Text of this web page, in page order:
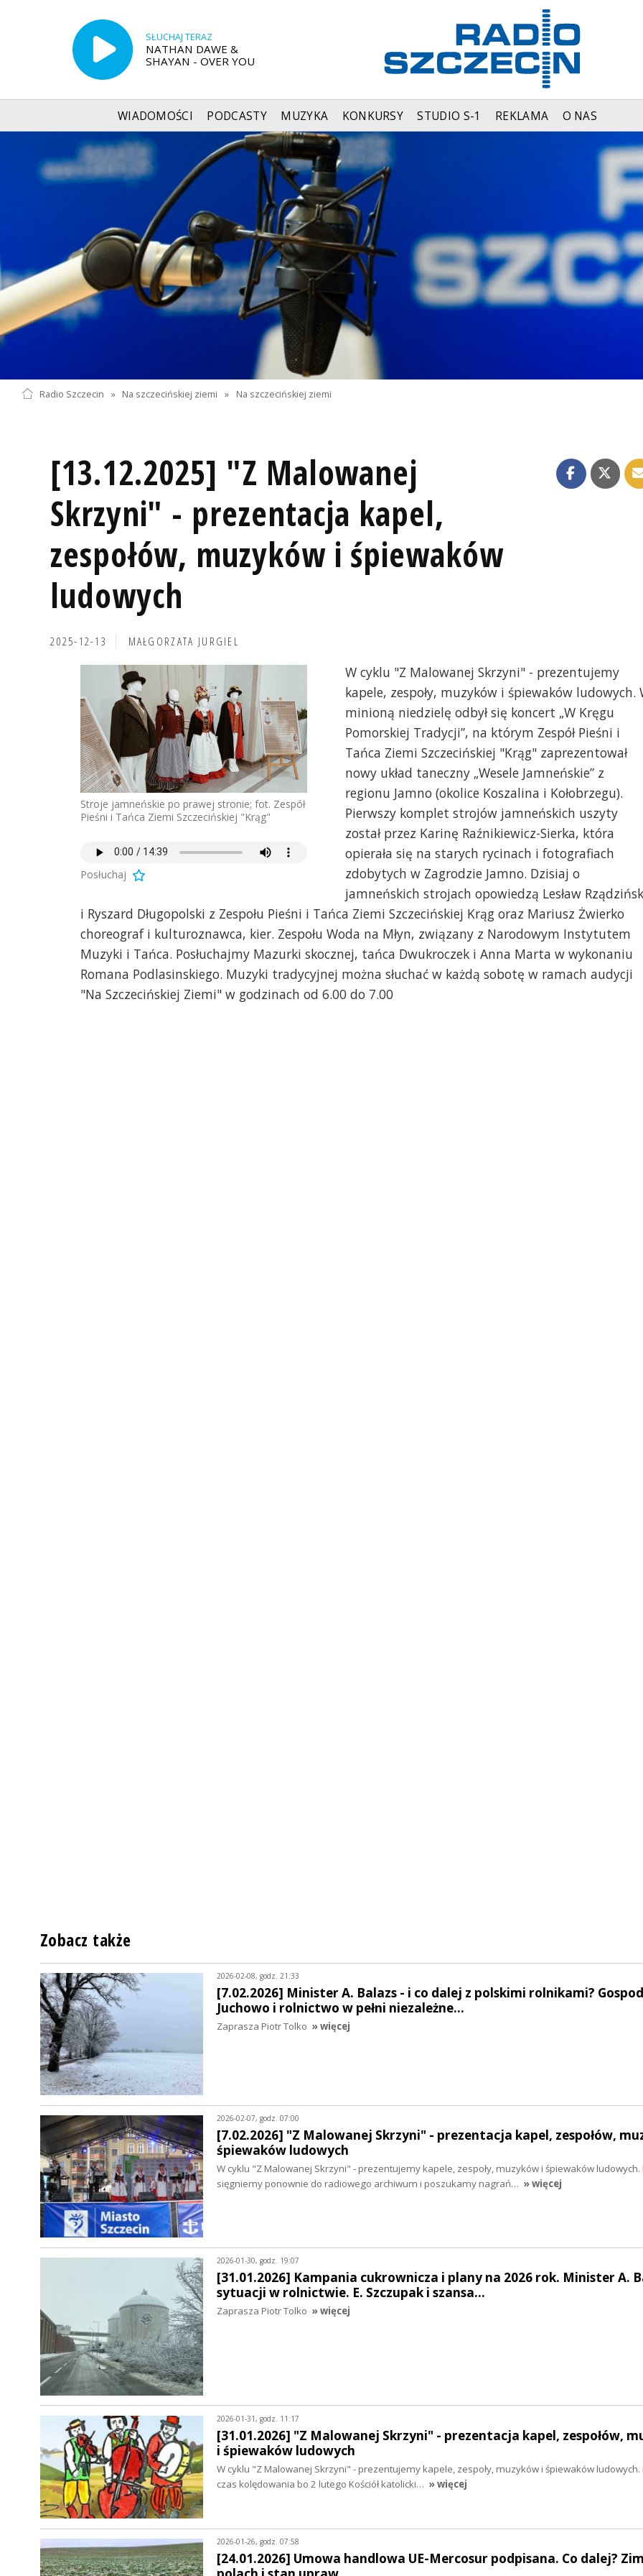
SŁUCHAJ TERAZ
NATHAN DAWE &
SHAYAN - OVER YOU
WIADOMOŚCI PODCASTY MUZYKA KONKURSY STUDIO S-1 REKLAMA O NAS
Radio Szczecin » Na szczecińskiej ziemi » Na szczecińskiej ziemi
[13.12.2025] "Z Malowanej
Skrzyni" - prezentacja kapel,
zespołów, muzyków i śpiewaków
ludowych
2025-12-13 MAŁGORZATA JURGIEL
Stroje jamneńskie po prawej stronie; fot. Zespół
Pieśni i Tańca Ziemi Szczecińskiej "Krąg"
Posłuchaj
W cyklu "Z Malowanej Skrzyni" - prezentujemy
kapele, zespoły, muzyków i śpiewaków ludowych.
minioną niedzielę odbył się koncert „W Kręgu
Pomorskiej Tradycji”, na którym Zespół Pieśni i
Tańca Ziemi Szczecińskiej "Krąg" zaprezentował
nowy układ taneczny „Wesele Jamneńskie” z
regionu Jamno (okolice Koszalina i Kołobrzegu).
Pierwszy komplet strojów jamneńskich uszyty
został przez Karinę Raźnikiewicz-Sierka, która
opierała się na starych rycinach i fotografiach
zdobytych w Zagrodzie Jamno. Dzisiaj o
jamneńskich strojach opowiedzą Lesław
i Ryszard Długopolski z Zespołu Pieśni i Tańca Ziemi Szczecińskiej Krąg oraz Mariusz Żwierko
choreograf i kulturoznawca, kier. Zespołu Woda na Młyn, związany z Narodowym Instytutem
Muzyki i Tańca. Posłuchajmy Mazurki skocznej, tańca Dwukroczek i Anna Marta w wykonaniu
Romana Podlasinskiego. Muzyki tradycyjnej można słuchać w każdą sobotę w ramach audycji
"Na Szczecińskiej Ziemi" w godzinach od 6.00 do 7.00
Zobacz także
2026-02-08, godz. 21:33
[7.02.2026] Minister A. Balazs - i co dalej z polskimi rolnikami?
Juchowo i rolnictwo w pełni niezależne…
Zaprasza Piotr Tolko » więcej
2026-02-07, godz. 07:00
[7.02.2026] "Z Malowanej Skrzyni" - prezentacja kapel, zespołów,
śpiewaków ludowych
W cyklu "Z Malowanej Skrzyni" - prezentujemy kapele, zespoły, muzyków i śpiewaków ludowych.
sięgniemy ponownie do radiowego archiwum i poszukamy nagrań… » więcej
2026-01-30, godz. 19:07
[31.01.2026] Kampania cukrownicza i plany na 2026 rok. Minister A.
sytuacji w rolnictwie. E. Szczupak i szansa…
Zaprasza Piotr Tolko » więcej
2026-01-31, godz. 11:17
[31.01.2026] "Z Malowanej Skrzyni" - prezentacja kapel, zespołów,
i śpiewaków ludowych
W cyklu "Z Malowanej Skrzyni" - prezentujemy kapele, zespoły, muzyków i śpiewaków ludowych.
czas kolędowania bo 2 lutego Kościół katolicki… » więcej
2026-01-26, godz. 07:58
[24.01.2026] Umowa handlowa UE-Mercosur podpisana. Co dalej?